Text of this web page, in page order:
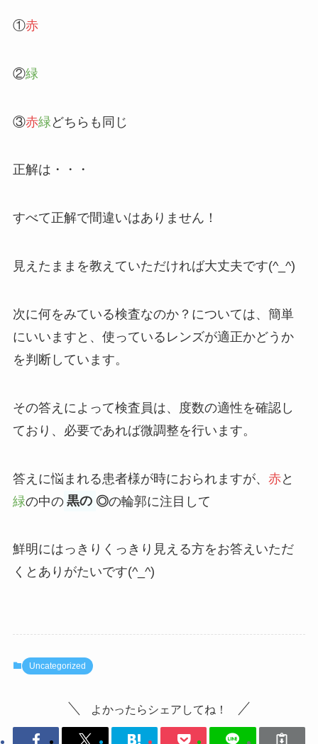
①赤
②緑
③赤緑 どちらも同じ
正解は・・・
すべて正解で間違いはありません！
見えたままを教えていただければ大丈夫です(^_^)
次に何をみている検査なのか？については、簡単
にいいますと、使っているレンズが適正かどうか
を判断しています。
その答えによって検査員は、度数の適性を確認し
ており、必要であれば微調整を行います。
答えに悩まれる患者様が時におられますが、 赤と
緑の中の 黒の ◎の輪郭に注目して
鮮明にはっきりくっきり見える方をお答えいただ
くとありがたいです(^_^)
Uncategorized
よかったらシェアしてね！